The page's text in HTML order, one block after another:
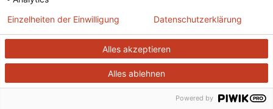
August 2015
Juli 2015
Juni 2015
März 2015
Alles akzeptieren
Alles ablehnen
Einzelheiten der Einwilligung Datenschutzerklärung
Powered by